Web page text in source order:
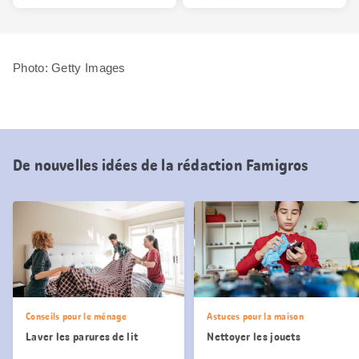
Photo: Getty Images
De nouvelles idées de la rédaction Famigros
Conseils pour le ménage
Laver les parures de lit
Astuces pour la maison
Nettoyer les jouets